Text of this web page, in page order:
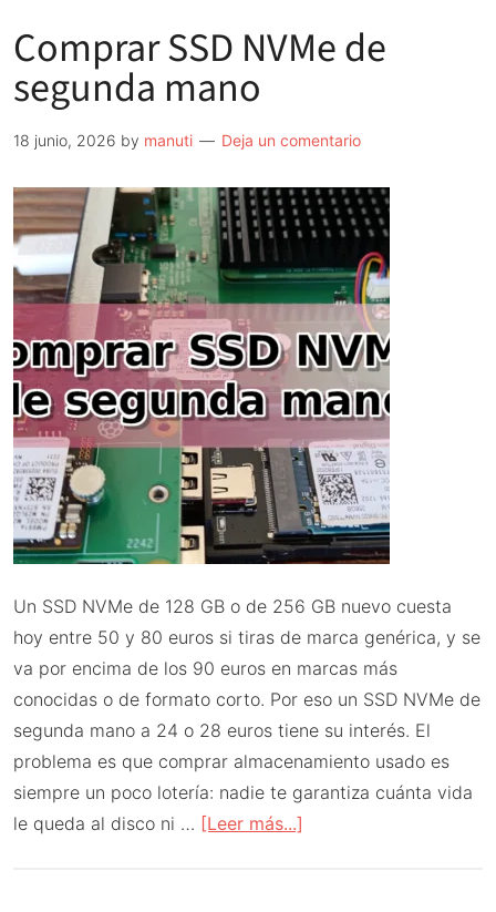
Comprar SSD NVMe de
segunda mano
18 junio, 2026 by manuti Deja un comentario
Un SSD NVMe de 128 GB o de 256 GB nuevo cuesta
hoy entre 50 y 80 euros si tiras de marca genérica, y se
va por encima de los 90 euros en marcas más
conocidas o de formato corto. Por eso un SSD NVMe de
segunda mano a 24 o 28 euros tiene su interés. El
problema es que comprar almacenamiento usado es
siempre un poco lotería: nadie te garantiza cuánta vida
le queda al disco ni … [Leer más...]